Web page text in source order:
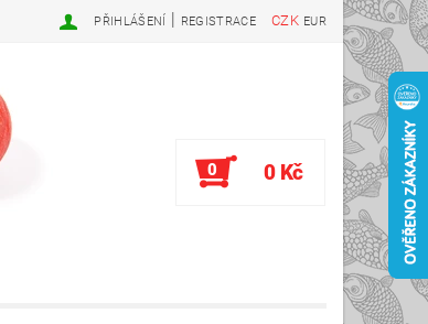
CZK EUR
PŘIHLÁŠENÍ | REGISTRACE
0 0 Kč